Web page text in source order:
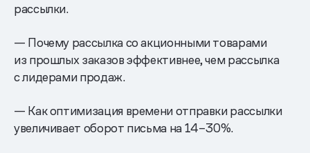
рассылки.
— Почему рассылка со акционными товарами
из прошлых заказов эффективнее, чем рассылка
с лидерами продаж.
— Как оптимизация времени отправки рассылки
увеличивает оборот письма на 14–30%.